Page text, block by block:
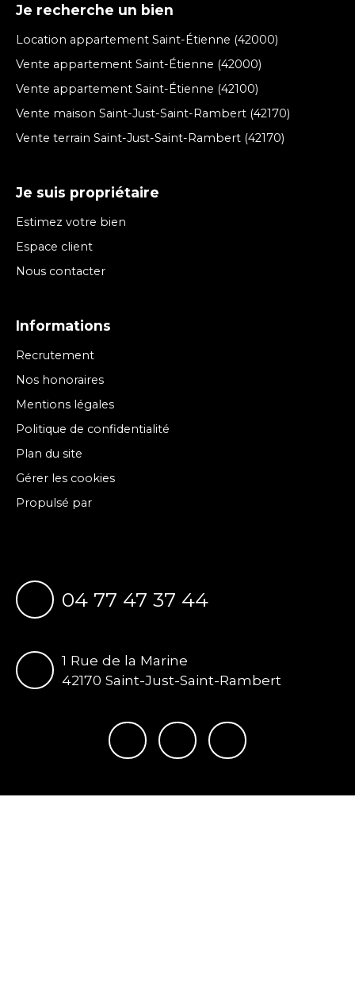
Je recherche un bien
Location appartement Saint-Étienne (42000)
Vente appartement Saint-Étienne (42000)
Vente appartement Saint-Étienne (42100)
Vente maison Saint-Just-Saint-Rambert (42170)
Vente terrain Saint-Just-Saint-Rambert (42170)
Je suis propriétaire
Estimez votre bien
Espace client
Nous contacter
Informations
Recrutement
Nos honoraires
Mentions légales
Politique de confidentialité
Plan du site
Gérer les cookies
Propulsé par
04 77 47 37 44
1 Rue de la Marine
42170 Saint-Just-Saint-Rambert